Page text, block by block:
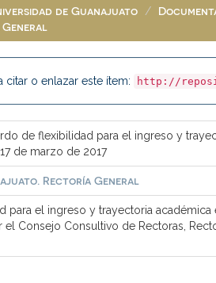
de Guanajuato
citar o enlazar este ítem: http://
de flexibilidad para el ingreso y
de marzo de 2017
Rectoría General
para el ingreso y trayectoria
Consejo Consultivo de Rectoras,